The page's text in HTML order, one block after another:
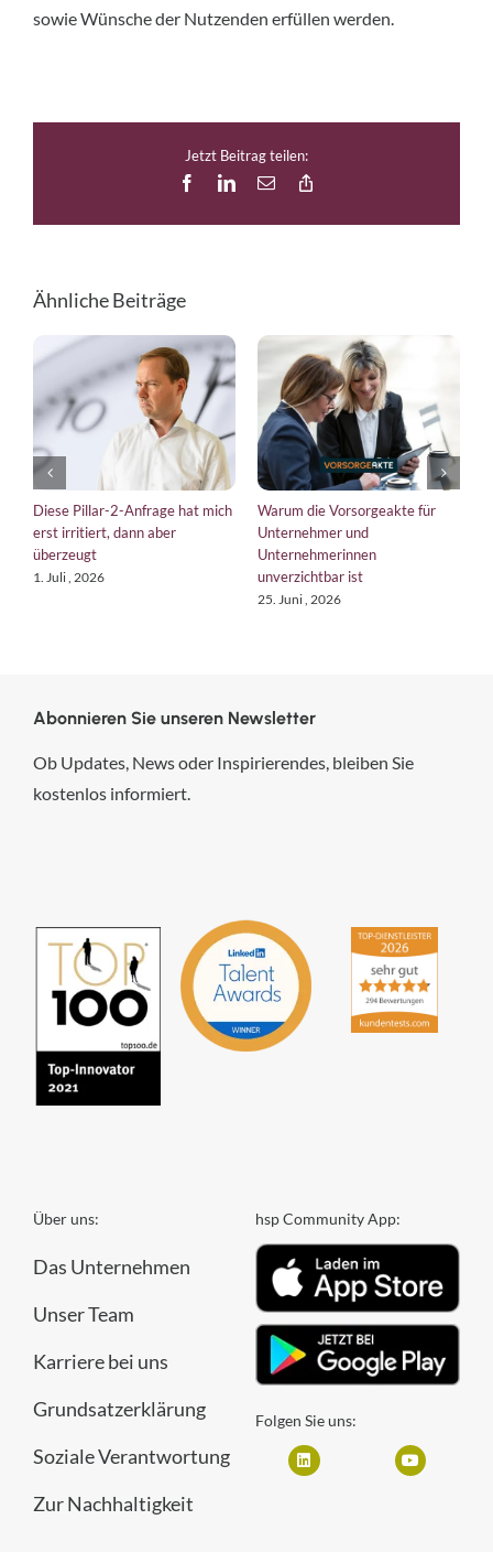
sowie Wünsche der Nutzenden erfüllen werden.
Jetzt Beitrag teilen:
FacebookLinkedIn
E-
Ähnliche Beiträge
Diese Pillar-2-Anfrage hat mich
erst irritiert, dann aber
überzeugt
1. Juli , 2026
Warum die Vorsorgeakte für
Unternehmer und
Unternehmerinnen
unverzichtbar ist
25. Juni , 2026
Abonnieren Sie unseren Newsletter
Ob Updates, News oder Inspirierendes, bleiben Sie
kostenlos informiert.
Über uns:
Das Unternehmen
Unser Team
Karriere bei uns
Grundsatzerklärung
Soziale Verantwortung
Zur Nachhaltigkeit
hsp Community App:
Folgen Sie uns: